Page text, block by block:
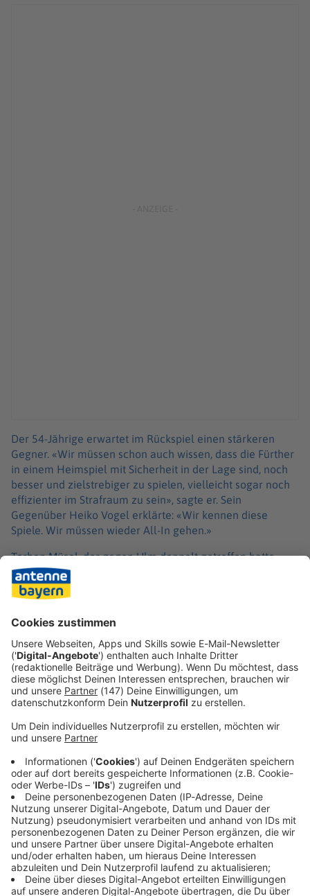
Der 54-Jährige erwartet im Rückspiel einen stärkeren
Gegner. «Wir müssen schon auch wissen, dass die Fürther
in einem Heimspiel mit Sicherheit in der Lage sind, noch
besser und zielstrebiger zu spielen, vielleicht sogar noch
effizienter im Strafraum zu sein», sagte er. Sein
Gegenüber Heiko Vogel erklärte: «Wir kennen diese
Spiele. Wir müssen wieder All-In gehen.»
Torben Müsel, der gegen Ulm doppelt getroffen hatte,
bescherte Essen per Traum-Freistoß die gute
Ausgangsposition. «Wir haben ein gutes Gefühl, aber
entschieden ist noch nichts», sagte Golz und Koschinat
stellte fest: «Das 1:0 ist eine gute Grundlage und hält uns